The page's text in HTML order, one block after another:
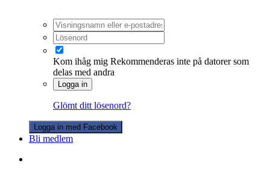
Kom ihåg mig Rekommenderas inte på datorer som
delas med andra
Logga in
Glömt ditt lösenord?
Logga in med Facebook
Bli medlem